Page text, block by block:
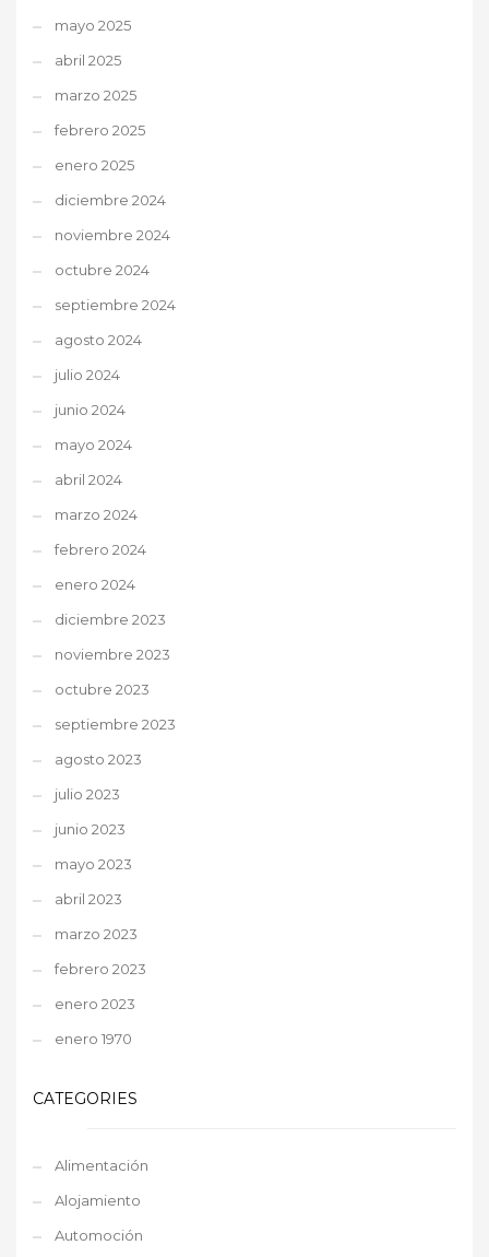
mayo 2025
abril 2025
marzo 2025
febrero 2025
enero 2025
diciembre 2024
noviembre 2024
octubre 2024
septiembre 2024
agosto 2024
julio 2024
junio 2024
mayo 2024
abril 2024
marzo 2024
febrero 2024
enero 2024
diciembre 2023
noviembre 2023
octubre 2023
septiembre 2023
agosto 2023
julio 2023
junio 2023
mayo 2023
abril 2023
marzo 2023
febrero 2023
enero 2023
enero 1970
CATEGORIES
Alimentación
Alojamiento
Automoción